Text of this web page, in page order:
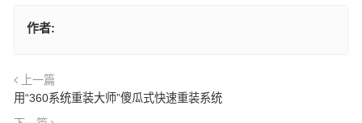
作者:
上一篇
用“360系统重装大师”傻瓜式快速重装系统